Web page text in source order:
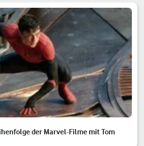
der Marvel-Filme mit Tom